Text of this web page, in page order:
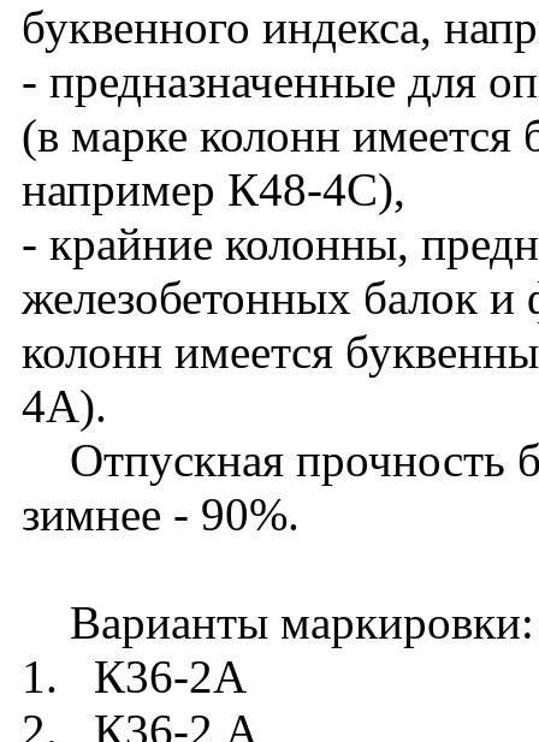
буквенного индекса,
- предназначенные для
(в марке колонн
например К48-4С),
- крайние колонны,
железобетонных балок и
колонн имеется
4А).
Отпускная прочность
зимнее - 90%.
Варианты маркировки:
1. К36-2А
2. К36-2 А